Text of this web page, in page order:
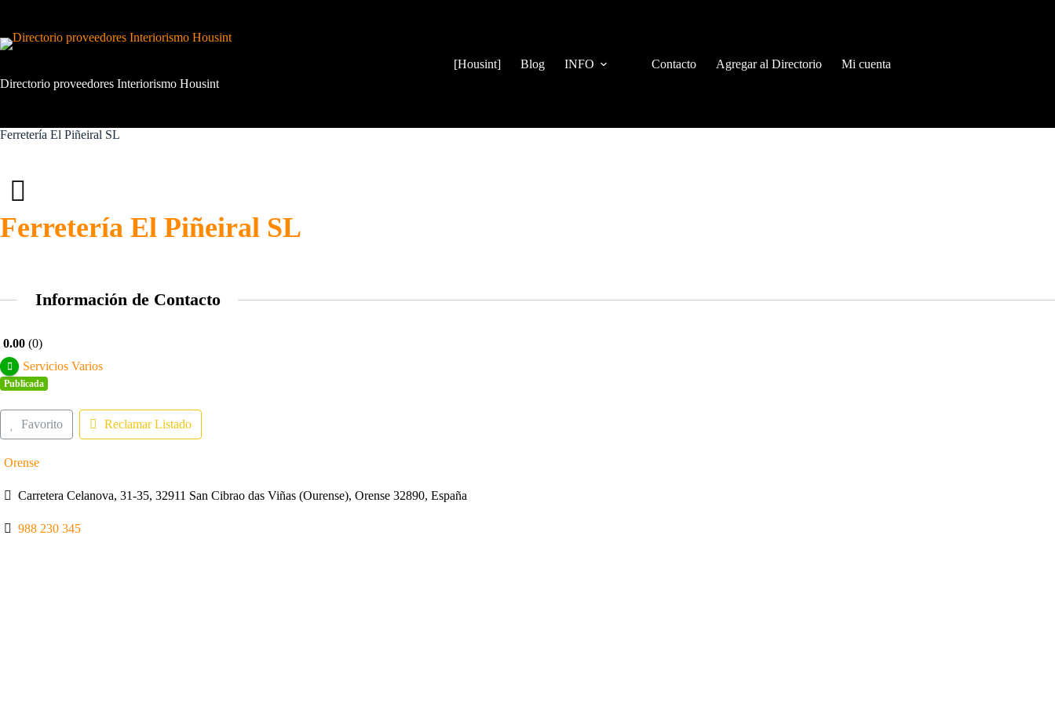
contenido
Directorio proveedores Interiorismo Housint
[Housint] Blog INFO Contacto Agregar al Directorio Mi cuenta
Ferretería El Piñeiral SL
Ferretería El Piñeiral SL
Información de Contacto
0.00 0
Servicios Varios
Publicada
Favorito Reclamar Listado
Orense
Carretera Celanova, 31-35, 32911 San Cibrao das Viñas (Ourense), Orense 32890, España
988 230 345